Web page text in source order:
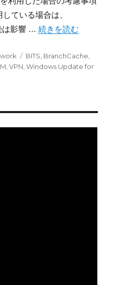
ている場合は、
は影響 …“テレワーク時の
続きを読む
タ
グ
BITS BranchCache
,VPN ,Windows Update for